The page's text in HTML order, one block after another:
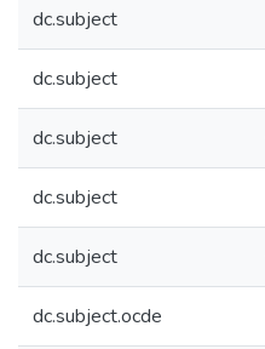
dc.subject
dc.subject
dc.subject
dc.subject
dc.subject
dc.subject.ocde